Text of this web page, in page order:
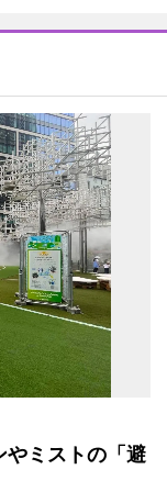
やミストの「避